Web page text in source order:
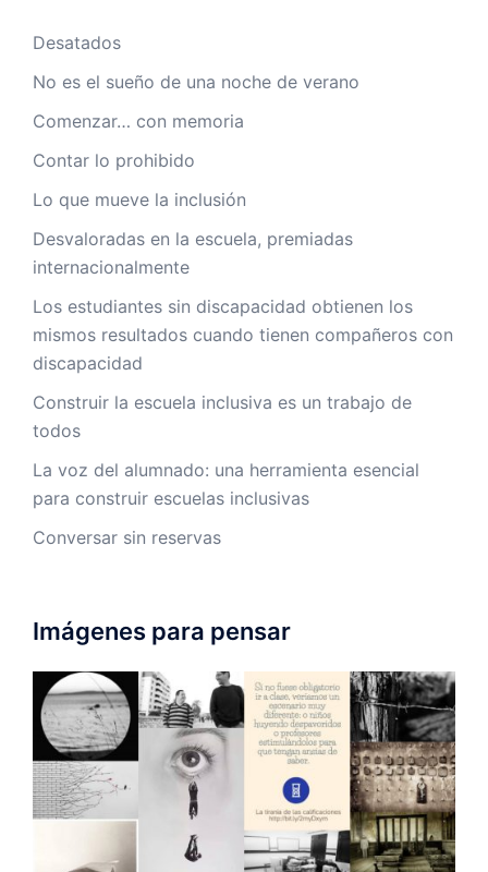
Desatados
No es el sueño de una noche de verano
Comenzar… con memoria
Contar lo prohibido
Lo que mueve la inclusión
Desvaloradas en la escuela, premiadas
internacionalmente
Los estudiantes sin discapacidad obtienen los
mismos resultados cuando tienen compañeros con
discapacidad
Construir la escuela inclusiva es un trabajo de
todos
La voz del alumnado: una herramienta esencial
para construir escuelas inclusivas
Conversar sin reservas
Imágenes para pensar